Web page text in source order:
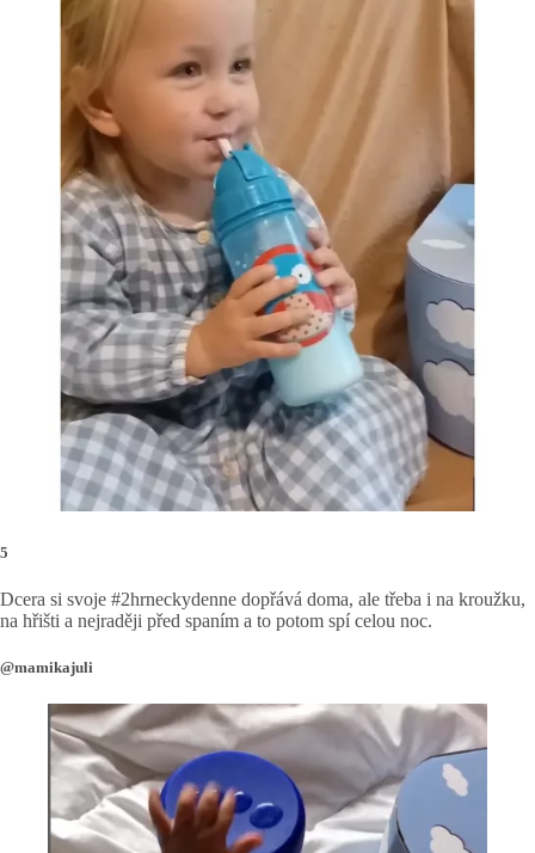
5
Dcera si svoje #2hrneckydenne dopřává doma, ale třeba i na kroužku,
na hřišti a nejraději před spaním a to potom spí celou noc.
@mamikajuli